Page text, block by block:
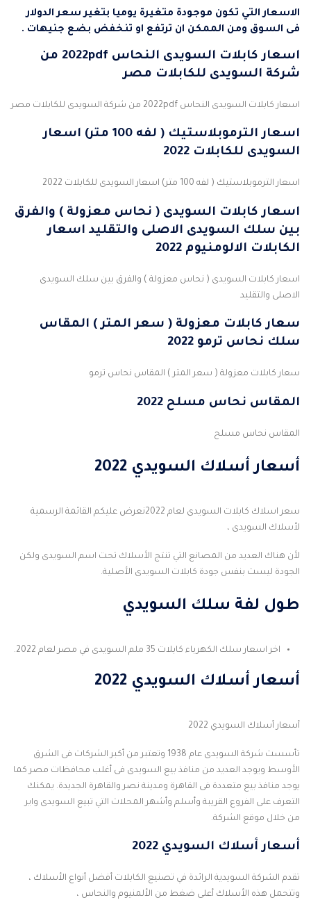
الاسعار التي تكون موجودة متغيرة يوميا بتغير سعر الدولار
فى السوق ومن الممكن ان ترتفع او تنخفض بضع جنيهات .
اسعار كابلات السويدى النحاس 2022pdf من
شركة السويدى للكابلات مصر
اسعار كابلات السويدى النحاس 2022pdf من شركة السويدى للكابلات مصر
اسعار الترموبلاستيك ( لفه 100 متر) اسعار
السويدى للكابلات 2022
اسعار الترموبلاستيك ( لفه 100 متر) اسعار السويدى للكابلات 2022
اسعار كابلات السويدى ( نحاس معزولة ) والفرق
بين سلك السويدى الاصلى والتقليد اسعار
الكابلات الالومنيوم 2022
اسعار كابلات السويدى ( نحاس معزولة ) والفرق بين سلك السويدى
الاصلى والتقليد
سعار كابلات معزولة ( سعر المتر ) المقاس
سلك نحاس ترمو 2022
سعار كابلات معزولة ( سعر المتر ) المقاس نحاس ترمو
المقاس نحاس مسلح 2022
المقاس نحاس مسلح
أسعار أسلاك السويدي 2022
سعر اسلاك كابلات السويدى لعام 2022نعرض عليكم القائمة الرسمية
لأسلاك السويدى ،
لأن هناك العديد من المصانع التي تنتج الأسلاك تحت اسم السويدى ولكن
الجودة ليست بنفس جودة كابلات السويدى الأصلية.
طول لفة سلك السويدي
اخر اسعار سلك الكهرباء كابلات 35 ملم السويدى في مصر لعام 2022.
أسعار أسلاك السويدي 2022
أسعار أسلاك السويدي 2022
تأسست شركة السويدى عام 1938 وتعتبر من أكبر الشركات فى الشرق
الأوسط ويوجد العديد من منافذ بيع السويدى فى أغلب محافظات مصر كما
يوجد منافذ بيع متعددة فى القاهرة ومدينة نصر والقاهرة الجديدة. يمكنك
التعرف على الفروع القريبة وأسلم وأشهر المحلات التي تبيع السويدى واير
من خلال موقع الشركة.
أسعار أسلاك السويدي 2022
تقدم الشركة السويدية الرائدة في تصنيع الكابلات أفضل أنواع الأسلاك ،
وتتحمل هذه الأسلاك أعلى ضغط من الألمنيوم والنحاس ،